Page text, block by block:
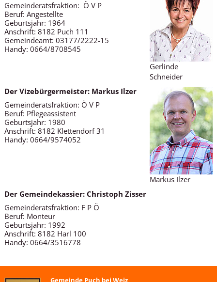
Gerlinde
Schneider
Gemeinderatsfraktion: Ö V P
Beruf: Angestellte
Geburtsjahr: 1964
Anschrift: 8182 Puch 111
Gemeindeamt: 03177/2222-15
Handy: 0664/8708545
Markus Ilzer
Der Vizebürgermeister: Markus Ilzer
Gemeinderatsfraktion: Ö V P
Beruf: Pflegeassistent
Geburtsjahr: 1980
Anschrift: 8182 Klettendorf 31
Handy: 0664/9574052
Der Gemeindekassier: Christoph Zisser
Gemeinderatsfraktion: F P Ö
Beruf: Monteur
Geburtsjahr: 1992
Anschrift: 8182 Harl 100
Handy: 0664/3516778
Gemeinde Puch bei Weiz